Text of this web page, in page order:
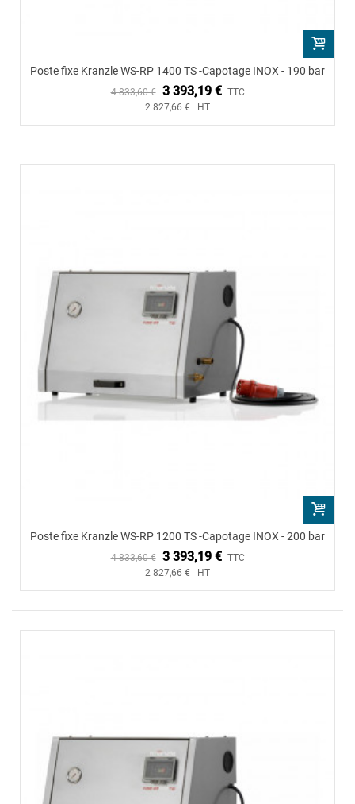
Poste fixe Kranzle WS-RP 1400 TS -Capotage INOX - 190 bar
4 833,60 € 3 393,19 € TTC
2 827,66 € HT
Poste fixe Kranzle WS-RP 1200 TS -Capotage INOX - 200 bar
4 833,60 € 3 393,19 € TTC
2 827,66 € HT